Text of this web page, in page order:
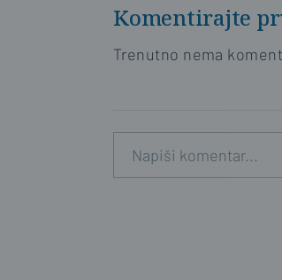
Komentirajte
Trenutno nema